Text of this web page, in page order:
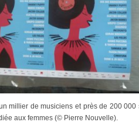
millier de musiciens et près de 200
aux femmes (© Pierre Nouvelle).